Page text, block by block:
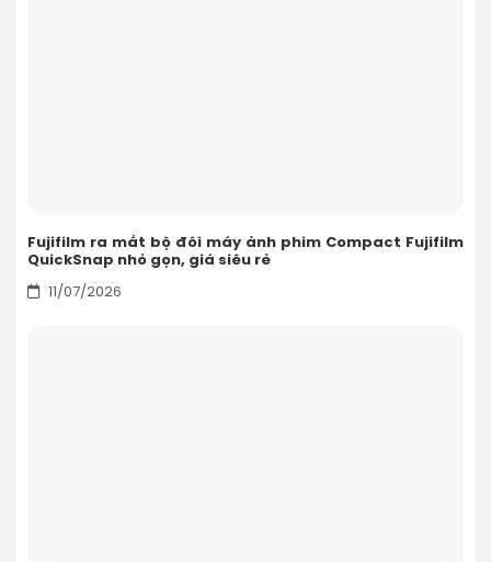
Fujifilm ra mắt bộ đôi máy ảnh phim Compact Fujifilm
QuickSnap nhỏ gọn, giá siêu rẻ
11/07/2026